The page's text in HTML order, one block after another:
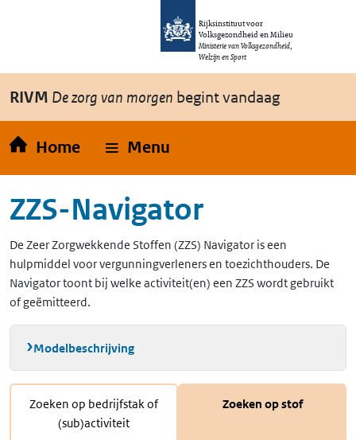
Overslaan en naar de inhoud gaan
Rijksinstituut voor
Volksgezondheid en Milieu
Ministerie van Volksgezondheid,
Welzijn en Sport
RIVM De zorg van morgen begint vandaag
Home Menu
ZZS-Navigator
De Zeer Zorgwekkende Stoffen (ZZS) Navigator is een
hulpmiddel voor vergunningverleners en toezichthouders. De
Navigator toont bij welke activiteit(en) een ZZS wordt gebruikt
of geëmitteerd.
Modelbeschrijving
Zoeken op bedrijfstak of
(sub)activiteit
Zoeken op stof